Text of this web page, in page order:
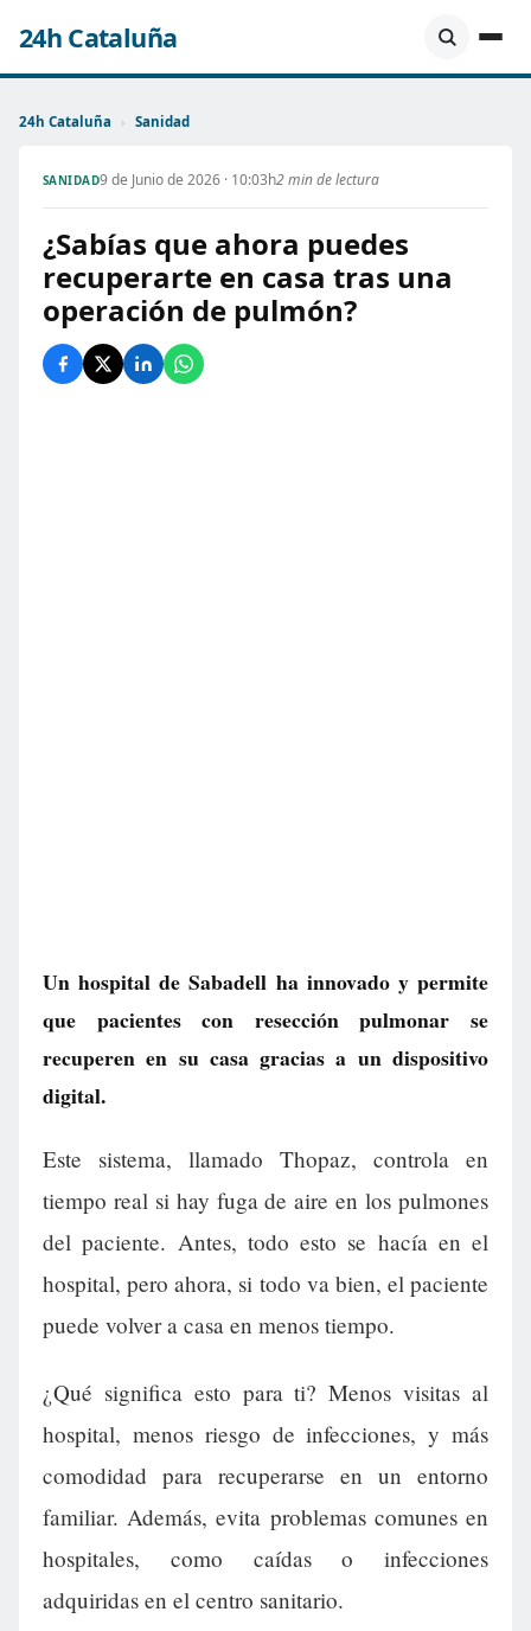
24h Cataluña
24h Cataluña › Sanidad
SANIDAD9 de Junio de 2026 · 10:03h2 min de lectura
¿Sabías que ahora puedes
recuperarte en casa tras una
operación de pulmón?
Un hospital de Sabadell ha innovado y permite
que pacientes con resección pulmonar se
recuperen en su casa gracias a un dispositivo
digital.
Este sistema, llamado Thopaz, controla en
tiempo real si hay fuga de aire en los pulmones
del paciente. Antes, todo esto se hacía en el
hospital, pero ahora, si todo va bien, el paciente
puede volver a casa en menos tiempo.
¿Qué significa esto para ti? Menos visitas al
hospital, menos riesgo de infecciones, y más
comodidad para recuperarse en un entorno
familiar. Además, evita problemas comunes en
hospitales, como caídas o infecciones
adquiridas en el centro sanitario.